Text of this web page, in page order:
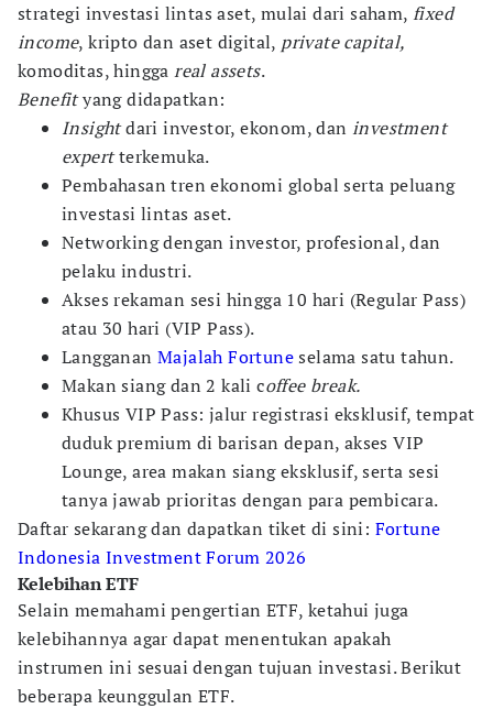
strategi investasi lintas aset, mulai dari saham, fixed
income, kripto dan aset digital, private capital,
komoditas, hinggareal assets.
Benefityang didapatkan:
Insightdari investor, ekonom, daninvestment
expertterkemuka.
Pembahasan tren ekonomi global serta peluang
investasi lintas aset.
Networking dengan investor, profesional, dan
pelaku industri.
Akses rekaman sesi hingga 10 hari (Regular Pass)
atau 30 hari (VIP Pass).
LanggananMajalah Fortuneselama satu tahun.
Makan siang dan 2 kali coffee break.
Khusus VIP Pass: jalur registrasi eksklusif, tempat
duduk premium di barisan depan, akses VIP
Lounge, area makan siang eksklusif, serta sesi
tanya jawab prioritas dengan para pembicara.
Daftar sekarang dan dapatkan tiket di sini: Fortune
Indonesia Investment Forum 2026
Kelebihan ETF
Selain memahami pengertian ETF, ketahui juga
kelebihannya agar dapat menentukan apakah
instrumen ini sesuai dengan tujuan investasi. Berikut
beberapa keunggulan ETF.